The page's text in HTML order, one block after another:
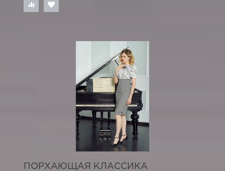
ПОРХАЮЩАЯ КЛАССИКА